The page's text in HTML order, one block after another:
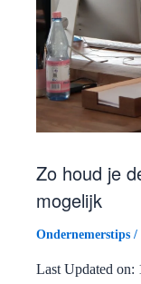
Zo houd je
mogelijk
Ondernemerstips /
Last Updated on: